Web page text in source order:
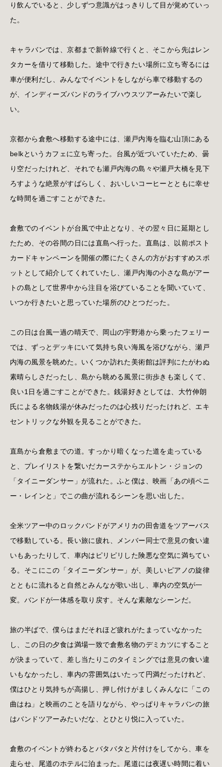
り飲んでいると、少しずつ意識がはっきりして目が覚めていっ
た。
キャラバンでは、京都まで新幹線で行くと、そこから先はレン
タカーを借りて移動した。途中で行きたい場所に立ち寄るには
車が便利だし、みんなでイベントをしながら車で移動するの
が、インディーズバンドのライブハウスツアーみたいで楽し
い。
京都から倉敷へ移動する途中には、瀬戸内海を臨む山頂にある
belkというカフェに立ち寄った。台風が近づいていたため、曇
り空だったけれど、それでも瀬戸内海の島々や瀬戸大橋を見下
ろすような絶景がすばらしく、おいしいコーヒーとともに幸せ
な時間を過ごすことができた。
倉敷でのイベントが台風で中止となり、その翌々日に延期とし
たため、その谷間の日には直島へ行った。直島は、以前ポスト
カードキャンペーンを開催の際にたくさんの方がおすすめスポ
ットとして紹介してくれていたし、瀬戸内海の小さな島がアー
トの島として世界中から注目を浴びていることを聞いていて、
いつか行きたいと思っていた場所のひとつだった。
この日は台風一過の晴天で、岡山の宇野港から乗ったフェリー
では、ずっとデッキにいて気持ち良い海風を浴びながら、瀬戸
内海の風景を眺めた。いくつか訪れた美術館は評判にたがわぬ
素晴らしさだったし、島から眺める風景に街歩きも楽しくて、
良い1日を過ごすことができた。銭湯好きとしては、大竹伸朗
氏による名物銭湯が休みだったのは心残りだったけれど、エキ
セントリックな外観を見ることができた。
直島から倉敷までの道。すっかり暗くなった道を走っている
と、プレイリストを繋いだカーステからエルトン・ジョンの
「タイニーダンサー」が流れた。ふと僕は、映画「あの頃ペニ
ー・レインと」でこの曲が流れるシーンを思い出した。
全米ツアー中のロックバンドがアメリカの田舎道をツアーバス
で移動している。長い旅に疲れ、メンバー同士で意見の食い違
いもあったりして、車内はピリピリした険悪な空気に満ちてい
る。そこにこの「タイニーダンサー」が、美しいピアノの旋律
とともに流れると自然とみんなが歌い出し、車内の空気が一
変。バンドが一体感を取り戻す。そんな素敵なシーンだ。
旅の半ばで、僕らはまだそれほど疲れがたまっていなかった
し、この日の夕食は満場一致で倉敷名物のデミカツにすること
が決まっていて、差し当たりこのタイミングでは意見の食い違
いもなかったし、車内の雰囲気はいたって円満だったけれど、
僕はひとり気持ちが高揚し、押し付けがましくみんなに「この
曲はね」と映画のことを語りながら、やっぱりキャラバンの旅
はバンドツアーみたいだな、とひとり悦に入っていた。
倉敷のイベントが終わるとバタバタと片付けをしてから、車を
走らせ、尾道のホテルに泊まった。尾道には夜遅い時間に着い